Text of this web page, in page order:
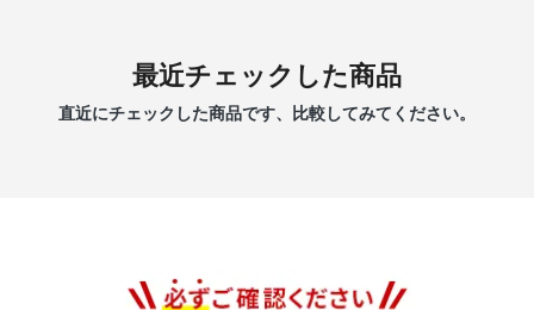
最近チェックした商品
直近にチェックした商品です、比較してみてください。